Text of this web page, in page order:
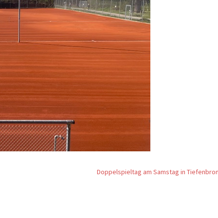
Doppelspieltag am Samstag in